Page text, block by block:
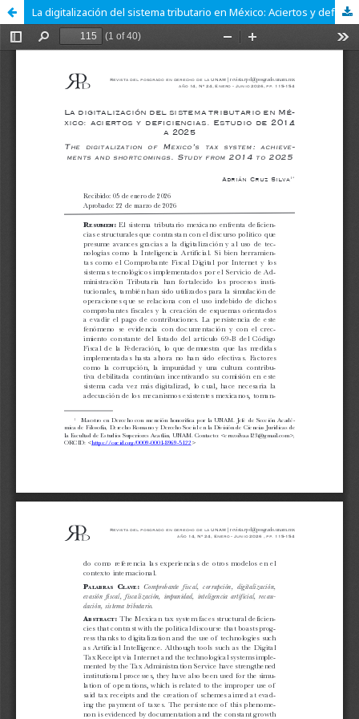
La digitalización del sistema tributario en México: Aciertos y deficiencias. Estudio de 2014 a 2025